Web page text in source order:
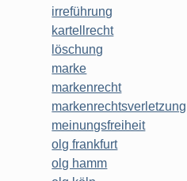
irreführung
kartellrecht
löschung
marke
markenrecht
markenrechtsverletzung
meinungsfreiheit
olg frankfurt
olg hamm